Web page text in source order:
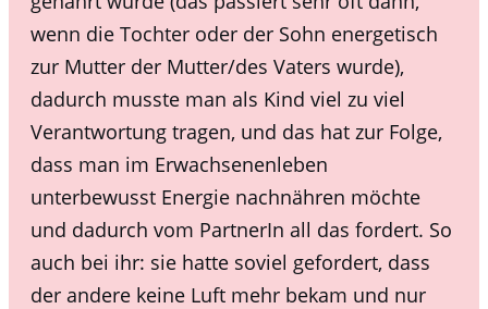
wenn die Tochter oder der Sohn energetisch
zur Mutter der Mutter/des Vaters wurde),
dadurch musste man als Kind viel zu viel
Verantwortung tragen, und das hat zur Folge,
dass man im Erwachsenenleben
unterbewusst Energie nachnähren möchte
und dadurch vom PartnerIn all das fordert. So
auch bei ihr: sie hatte soviel gefordert, dass
der andere keine Luft mehr bekam und nur